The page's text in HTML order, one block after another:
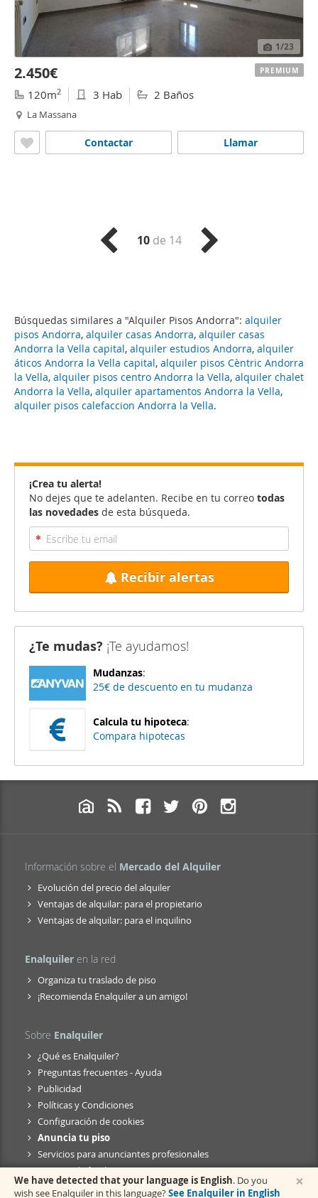
Búsquedas similares a "Alquiler Pisos Andorra": alquiler
pisos Andorra, alquiler casas Andorra, alquiler casas
Andorra la Vella capital, alquiler estudios Andorra, alquiler
áticos Andorra la Vella capital, alquiler pisos Cèntric Andorra
la Vella, alquiler pisos centro Andorra la Vella, alquiler chalet
Andorra la Vella, alquiler apartamentos Andorra la Vella,
alquiler pisos calefaccion Andorra la Vella.
1/23
2.450€
120m2 3 Hab 2 Baños
La Massana
Llamar
Contactar
PREMIUM
10de 14
¡Crea tu alerta!
No dejes que te adelanten. Recibe en tu correo todas
las novedades de esta búsqueda.
Recibir alertas
¿Te mudas? ¡Te ayudamos!
Mudanzas:
25€ de descuento en tu mudanza
Calcula tu hipoteca:
Compara hipotecas
Información sobre el Mercado del Alquiler
Evolución del precio del alquiler
Ventajas de alquilar: para el propietario
Ventajas de alquilar: para el inquilino
Enalquiler en la red
Organiza tu traslado de piso
¡Recomienda Enalquiler a un amigo!
Sobre Enalquiler
¿Qué es Enalquiler?
Preguntas frecuentes - Ayuda
Publicidad
Políticas y Condiciones
Configuración de cookies
Anuncia tu piso
Servicios para anunciantes profesionales
Anuncio de fusión
×
We have detected that your language is English. Do you
wish see Enalquiler in this language?See Enalquiler in English